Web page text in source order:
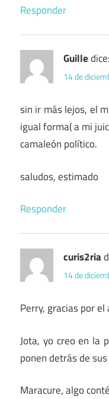
Responder
Guilledice:
14 de
sin ir más lejos, el
igual forma( a mi
camaleón político.
saludos, estimado
Responder
curis2ria
14 de
Perry, gracias por el
Jota, yo creo en la
ponen detrás de
Maracure, algo